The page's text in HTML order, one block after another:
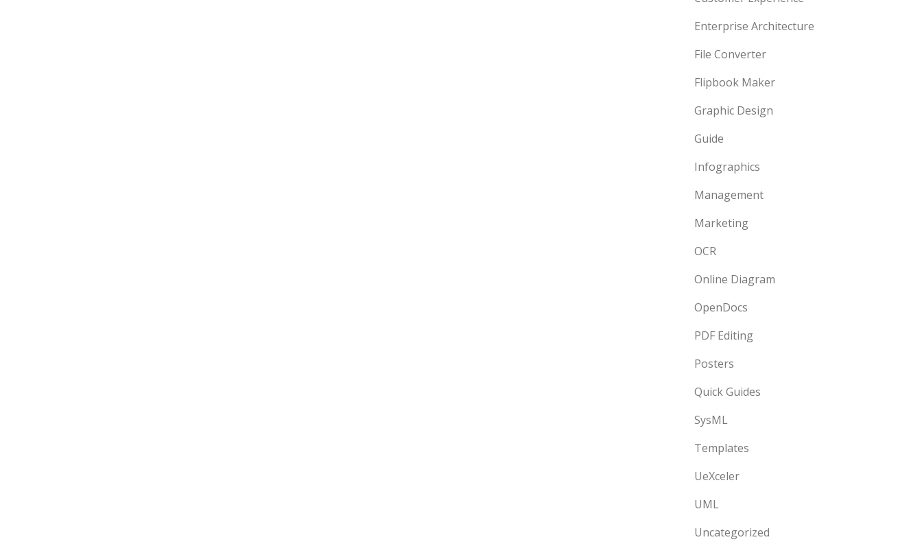
Enterprise Architecture
File Converter
Flipbook Maker
Graphic Design
Guide
Infographics
Management
Marketing
OCR
Online Diagram
OpenDocs
PDF Editing
Posters
Quick Guides
SysML
Templates
UeXceler
UML
Uncategorized